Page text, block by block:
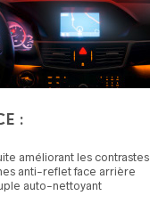
:
améliorant les contrastes
anti-reflet face arrière
auto-nettoyant